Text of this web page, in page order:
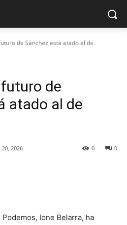
de Sánchez está atado al de
de
atado al de
20, 2026 0
0
Ione Belarra, ha